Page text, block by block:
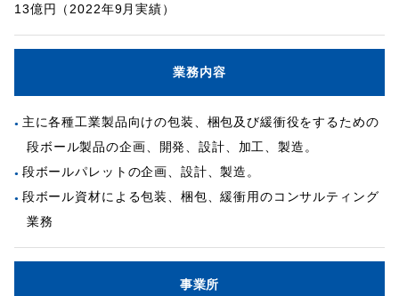
13億円（2022年9月実績）
業務内容
主に各種工業製品向けの包装、梱包及び緩衝役をするための
段ボール製品の企画、開発、設計、加工、製造。
段ボールパレットの企画、設計、製造。
段ボール資材による包装、梱包、緩衝用のコンサルティング
業務
事業所